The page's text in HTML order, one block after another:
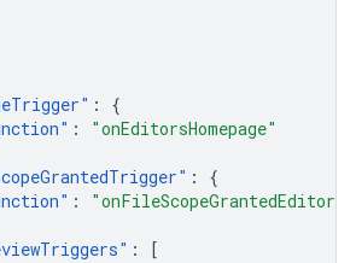
" :
{
" :
"onEditorsHomepage"
" :
{
" :
"onFileScopeGrantedEditors"
" :
[